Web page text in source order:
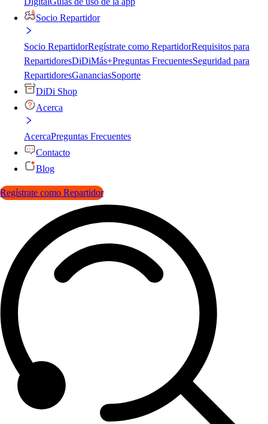
Socio Repartidor
Socio RepartidorRegístrate como RepartidorRequisitos para
RepartidoresDiDiMás+Preguntas FrecuentesSeguridad para
RepartidoresGananciasSoporte
DiDi Shop
Acerca
AcercaPreguntas Frecuentes
Contacto
Blog
Regístrate como Repartidor